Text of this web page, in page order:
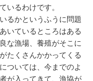
いるわけです。
るかというふうに問題
いているところはある
な漁場、養殖がそこに
たくさんかかってくる
ついては、今までのよ
が入ってきて、漁協が